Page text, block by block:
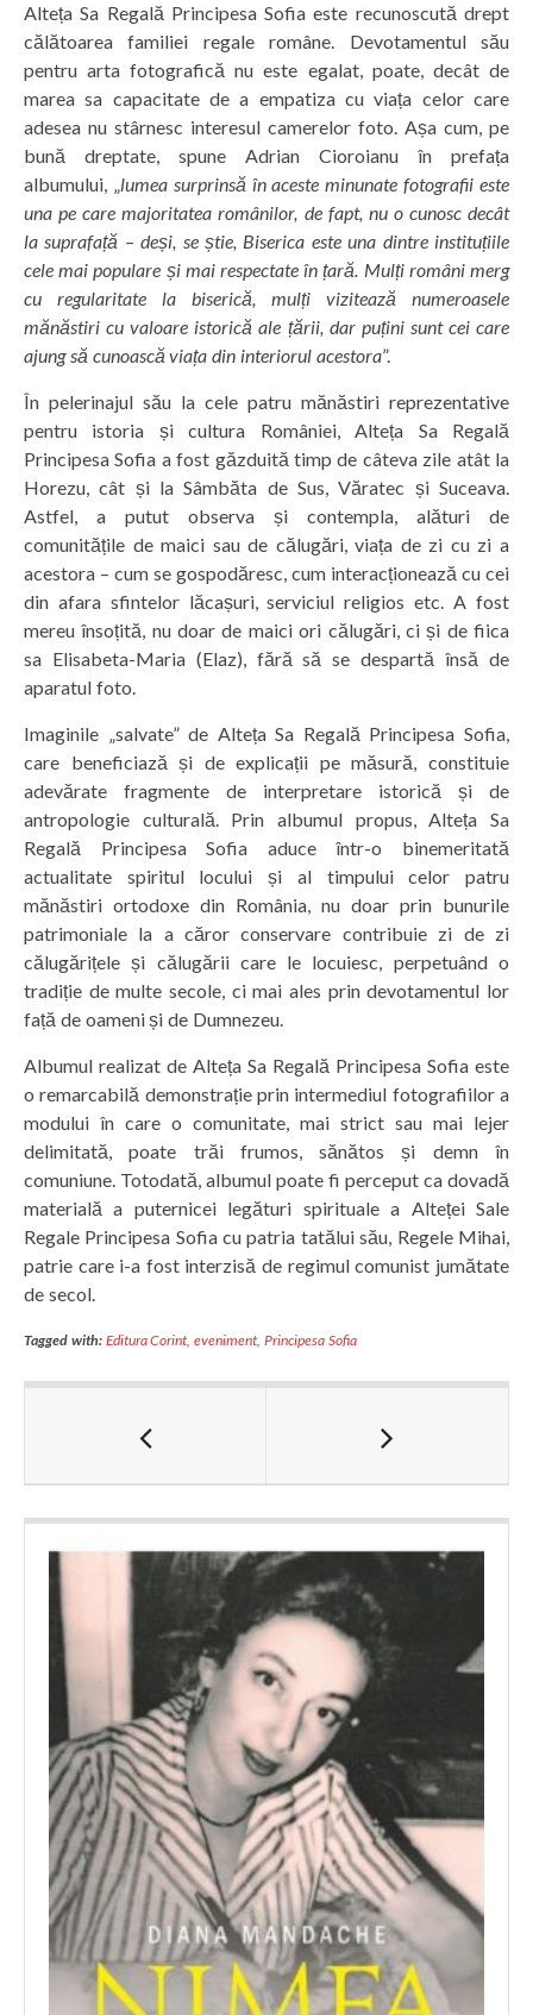
Alteța Sa Regală Principesa Sofia este recunoscută drept
călătoarea familiei regale române. Devotamentul său
pentru arta fotografică nu este egalat, poate, decât de
marea sa capacitate de a empatiza cu viața celor care
adesea nu stârnesc interesul camerelor foto. Așa cum, pe
bună dreptate, spune Adrian Cioroianu în prefața
albumului, „lumea surprinsă în aceste minunate fotografii este
una pe care majoritatea românilor, de fapt, nu o cunosc decât
la suprafață – deși, se știe, Biserica este una dintre instituțiile
cele mai populare și mai respectate în țară. Mulți români merg
cu regularitate la biserică, mulți vizitează numeroasele
mănăstiri cu valoare istorică ale țării, dar puțini sunt cei care
ajung să cunoască viața din interiorul acestora”.
În pelerinajul său la cele patru mănăstiri reprezentative
pentru istoria și cultura României, Alteța Sa Regală
Principesa Sofia a fost găzduită timp de câteva zile atât la
Horezu, cât și la Sâmbăta de Sus, Văratec și Suceava.
Astfel, a putut observa și contempla, alături de
comunitățile de maici sau de călugări, viața de zi cu zi a
acestora – cum se gospodăresc, cum interacționează cu cei
din afara sfintelor lăcașuri, serviciul religios etc. A fost
mereu însoțită, nu doar de maici ori călugări, ci și de fiica
sa Elisabeta-Maria (Elaz), fără să se despartă însă de
aparatul foto.
Imaginile „salvate” de Alteța Sa Regală Principesa Sofia,
care beneficiază și de explicații pe măsură, constituie
adevărate fragmente de interpretare istorică și de
antropologie culturală. Prin albumul propus, Alteța Sa
Regală Principesa Sofia aduce într-o binemeritată
actualitate spiritul locului și al timpului celor patru
mănăstiri ortodoxe din România, nu doar prin bunurile
patrimoniale la a căror conservare contribuie zi de zi
călugărițele și călugării care le locuiesc, perpetuând o
tradiție de multe secole, ci mai ales prin devotamentul lor
față de oameni și de Dumnezeu.
Albumul realizat de Alteța Sa Regală Principesa Sofia este
o remarcabilă demonstrație prin intermediul fotografiilor a
modului în care o comunitate, mai strict sau mai lejer
delimitată, poate trăi frumos, sănătos și demn în
comuniune. Totodată, albumul poate fi perceput ca dovadă
materială a puternicei legături spirituale a Alteței Sale
Regale Principesa Sofia cu patria tatălui său, Regele Mihai,
patrie care i-a fost interzisă de regimul comunist jumătate
de secol.
Tagged with: Editura Corint,eveniment,Principesa Sofia